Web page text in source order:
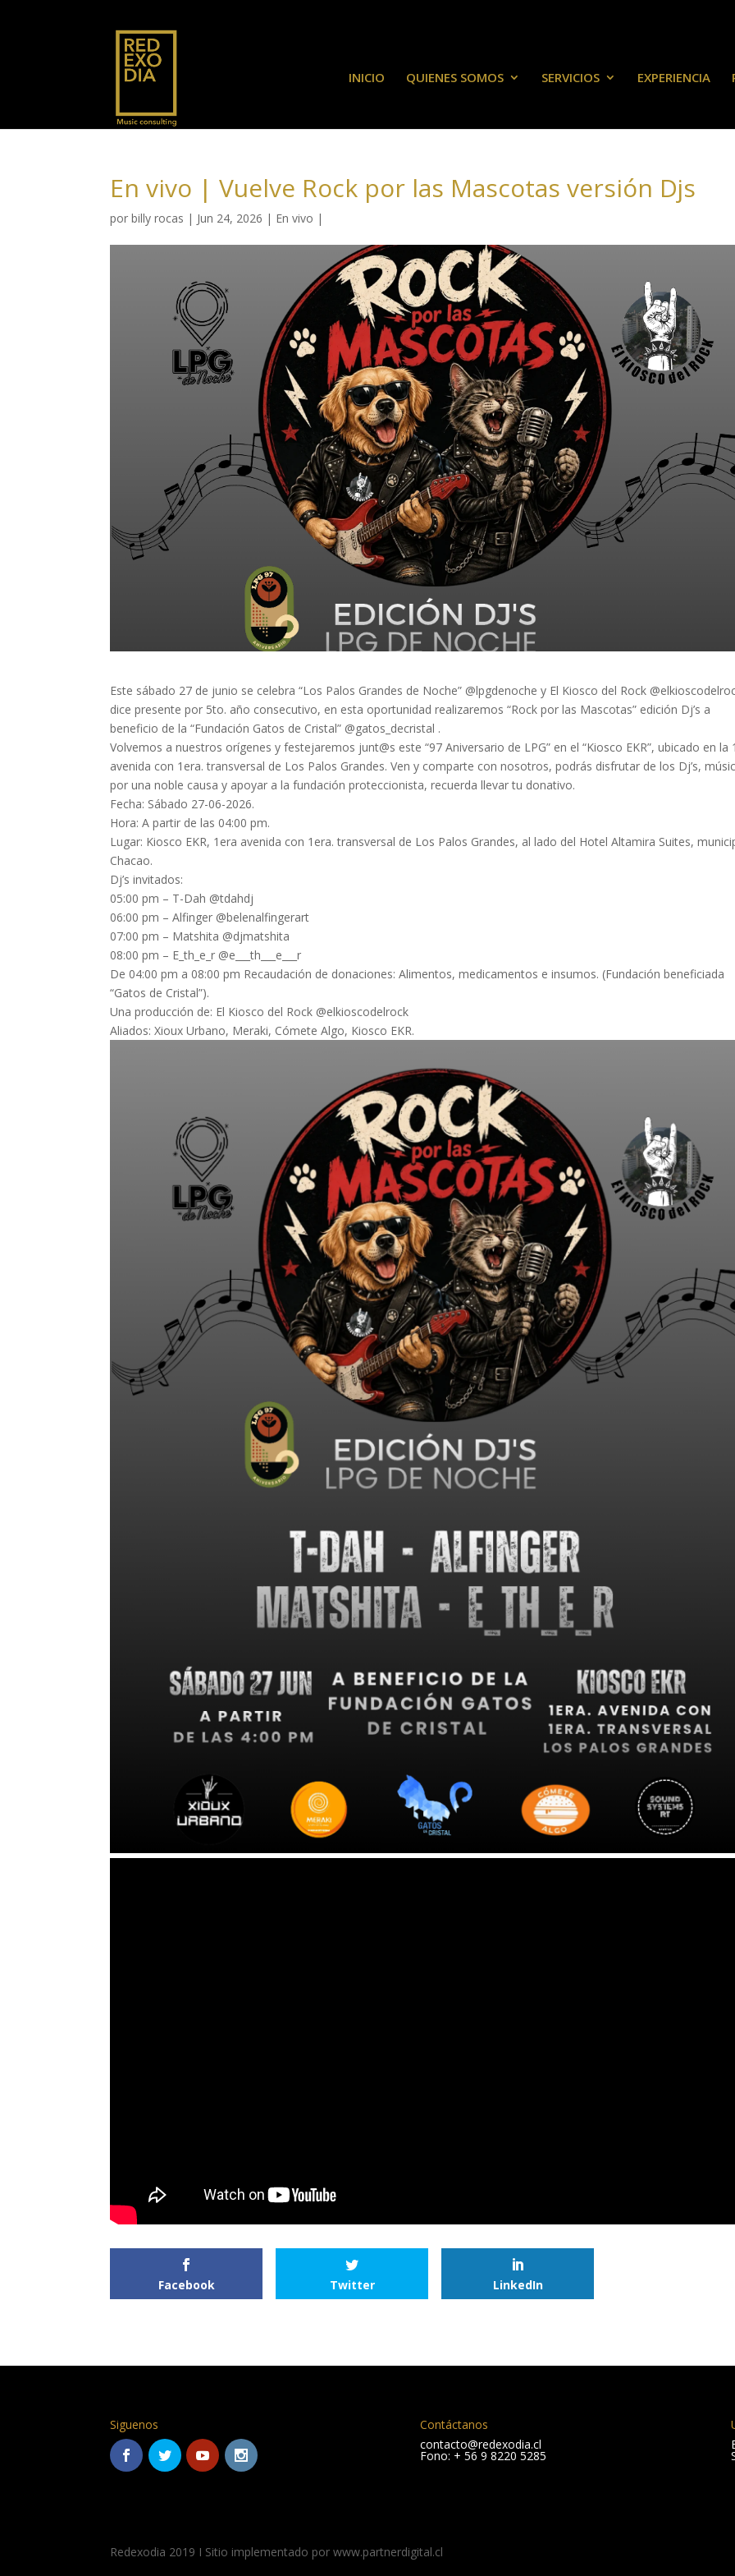
INICIO QUIENES SOMOS SERVICIOS EXPERIENCIA
En vivo | Vuelve Rock por las Mascotas versión Djs
porbilly rocas | Jun 24, 2026 | En vivo |
Este sábado 27 de junio se celebra “Los Palos Grandes de Noche” @lpgdenoche y El Kiosco del Rock
dice presente por 5to. año consecutivo, en esta oportunidad realizaremos “Rock por las Mascotas” edición Dj’s a
beneficio de la “Fundación Gatos de Cristal” @gatos_decristal .
Volvemos a nuestros orígenes y festejaremos junt@s este “97 Aniversario de LPG” en el “Kiosco EKR”, ubicado en la
avenida con 1era. transversal de Los Palos Grandes. Ven y comparte con nosotros, podrás disfrutar de los Dj’s,
por una noble causa y apoyar a la fundación proteccionista, recuerda llevar tu donativo.
Fecha: Sábado 27-06-2026.
Hora: A partir de las 04:00 pm.
Lugar: Kiosco EKR, 1era avenida con 1era. transversal de Los Palos Grandes, al lado del Hotel Altamira Suites,
Chacao.
Dj’s invitados:
05:00 pm – T-Dah @tdahdj
06:00 pm – Alfinger @belenalfingerart
07:00 pm – Matshita @djmatshita
08:00 pm – E_th_e_r @e___th___e___r
De 04:00 pm a 08:00 pm Recaudación de donaciones: Alimentos, medicamentos e insumos. (Fundación beneficiada
“Gatos de Cristal”).
Una producción de: El Kiosco del Rock @elkioscodelrock
Aliados: Xioux Urbano, Meraki, Cómete Algo, Kiosco EKR.
Facebook Twitter LinkedIn
Siguenos
Contáctanos
contacto@redexodia.cl
Fono: + 56 9 8220 5285
Redexodia 2019 I Sitio implementado por www.partnerdigital.cl